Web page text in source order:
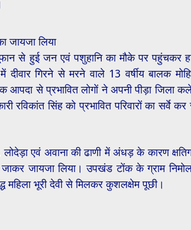
जायजा लिया
से हुई जन एवं पशुहानि का मौके पर पहुंचकर
दीवार गिरने से मरने वाले 13 वर्षीय बालक
आपदा से प्रभावित लोगों ने अपनी पीड़ा जिला
सिंह को प्रभावित परिवारों का सर्वे कर
एवं अवाना की ढाणी में अंधड़ के कारण
जायजा लिया। उपखंड टोंक के ग्राम
महिला भूरी देवी से मिलकर कुशलक्षेम पूछी।